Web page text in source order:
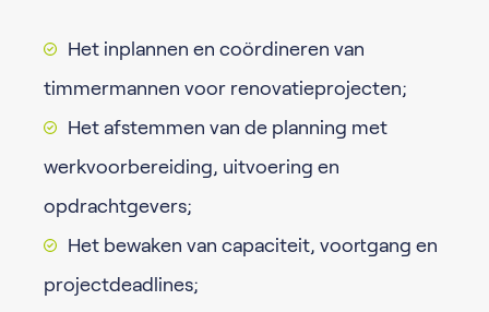
Het inplannen en coördineren van
timmermannen voor renovatieprojecten;
Het afstemmen van de planning met
werkvoorbereiding, uitvoering en
opdrachtgevers;
Het bewaken van capaciteit, voortgang en
projectdeadlines;